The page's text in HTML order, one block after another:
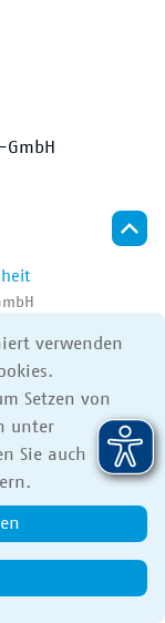
GmbH
verwenden
Setzen von
unter
Sie auch